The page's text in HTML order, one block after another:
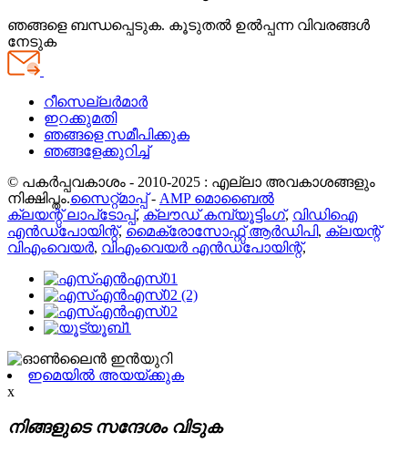
ഞങ്ങളെ ബന്ധപ്പെടുക. കൂടുതൽ ഉൽപ്പന്ന വിവരങ്ങൾ
നേടുക
റീസെല്ലർമാർ
ഇറക്കുമതി
ഞങ്ങളെ സമീപിക്കുക
ഞങ്ങളേക്കുറിച്ച്
© പകർപ്പവകാശം - 2010-2025 : എല്ലാ അവകാശങ്ങളും
നിക്ഷിപ്തം.സൈറ്റ്മാപ്പ്- AMP മൊബൈൽ
ക്ലയന്റ് ലാപ്‌ടോപ്പ്, ക്ലൗഡ് കമ്പ്യൂട്ടിംഗ്, വിഡിഐ
എൻഡ്‌പോയിന്റ്, മൈക്രോസോഫ്റ്റ് ആർഡിപി, ക്ലയന്റ്
വിഎംവെയർ, വിഎംവെയർ എൻഡ്‌പോയിന്റ്,
ഇമെയിൽ അയയ്ക്കുക
x
നിങ്ങളുടെ സന്ദേശം വിടുക